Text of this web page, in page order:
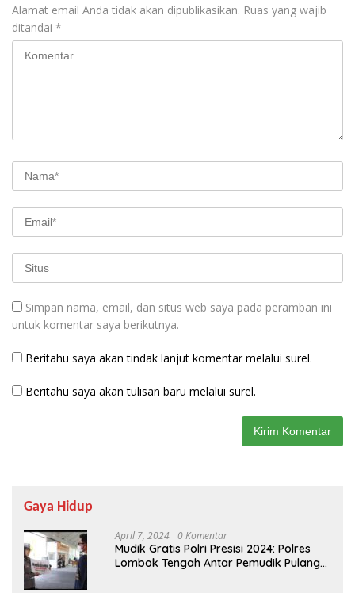
Alamat email Anda tidak akan dipublikasikan. Ruas yang wajib
ditandai *
Simpan nama, email, dan situs web saya pada peramban ini
untuk komentar saya berikutnya.
Beritahu saya akan tindak lanjut komentar melalui surel.
Beritahu saya akan tulisan baru melalui surel.
Gaya Hidup
April 7, 2024 0 Komentar
Mudik Gratis Polri Presisi 2024: Polres
Lombok Tengah Antar Pemudik Pulang